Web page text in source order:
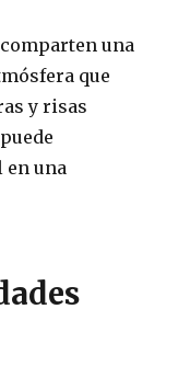
una
que
y risas
una